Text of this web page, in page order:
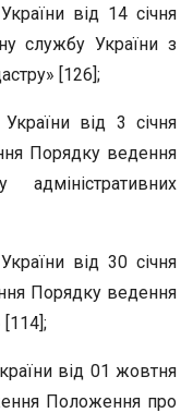
від 14 січня
службу України з
[126];
від 3 січня
Порядку ведення
від 30 січня
Порядку ведення
[114];
від 01 жовтня
Положення про